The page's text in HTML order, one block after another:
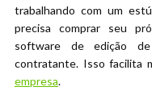
trabalhando com um
precisa comprar seu
software de edição
contratante. Isso facilita
empresa.